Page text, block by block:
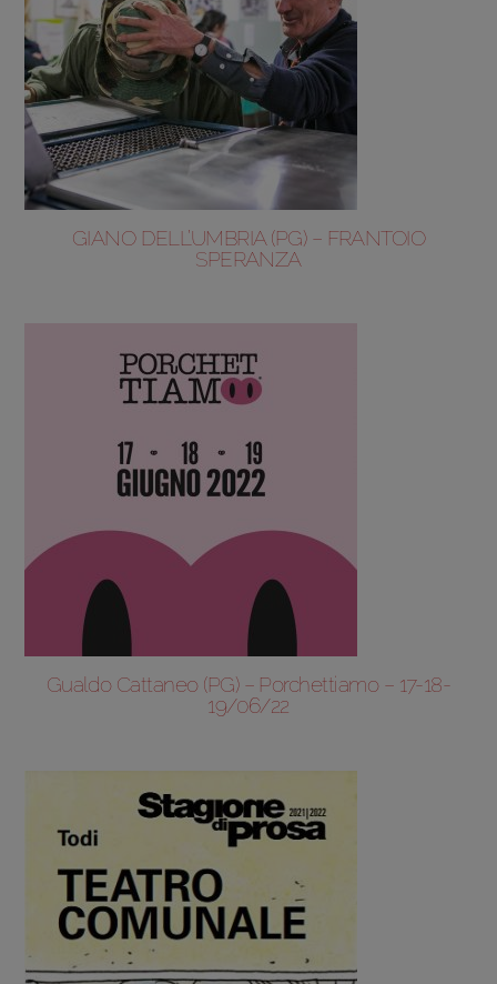
GIANO DELL’UMBRIA (PG) – FRANTOIO
SPERANZA
Gualdo Cattaneo (PG) – Porchettiamo – 17-18-
19/06/22